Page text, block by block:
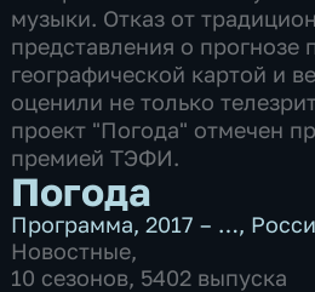
музыки. Отказ от
представления о прогнозе
географической картой и
оценили не только
проект "Погода" отмечен
премией ТЭФИ.
Погода
Программа,2017 – …,
Новостные,
10 сезонов, 5402 выпуска